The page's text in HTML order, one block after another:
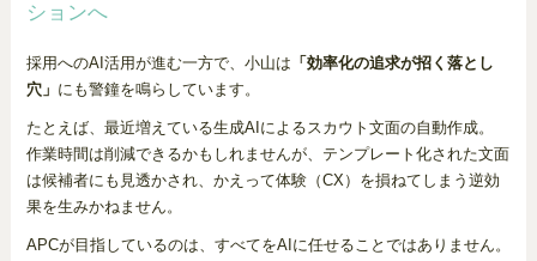
ションへ
採用へのAI活用が進む一方で、小山は 「効率化の追求が招く落とし
穴」 にも警鐘を鳴らしています。
たとえば、最近増えている生成AIによるスカウト文面の自動作成。
作業時間は削減できるかもしれませんが、テンプレート化された文面
は候補者にも見透かされ、かえって体験（CX）を損ねてしまう逆効
果を生みかねません。
APCが目指しているのは、すべてをAIに任せることではありません。